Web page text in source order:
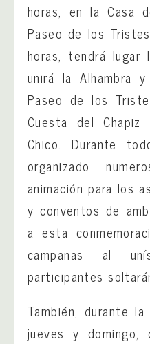
horas, en la Casa
Paseo de los
horas, tendrá lugar
unirá la Alhambra
Paseo de los
Cuesta del
Chico. Durante
organizado
animación para los
y conventos de
a esta
campanas al
participantes
También, durante
jueves y